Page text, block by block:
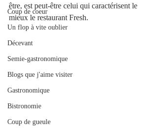
Coup de coeur
Un flop à vite oublier
Décevant
Semie-gastronomique
Blogs que j'aime visiter
Gastronomique
Bistronomie
Coup de gueule
être, est peut-être celui qui caractérisent le
mieux le restaurant Fresh.